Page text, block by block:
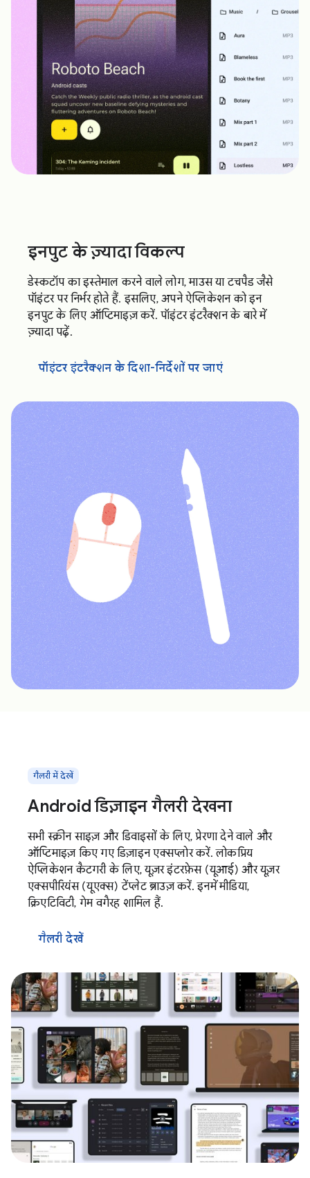
इनपुट के ज़्यादा विकल्प
डेस्कटॉप का इस्तेमाल करने वाले लोग, माउस या टचपैड जैसे
पॉइंटर पर निर्भर होते हैं. इसलिए, अपने ऐप्लिकेशन को इन
इनपुट के लिए ऑप्टिमाइज़ करें. पॉइंटर इंटरैक्शन के बारे में
ज़्यादा पढ़ें.
पॉइंटर इंटरैक्शन के दिशा-निर्देशों पर जाएं
गैलरी में देखें
Android डिज़ाइन गैलरी देखना
सभी स्क्रीन साइज़ और डिवाइसों के लिए, प्रेरणा देने वाले और
ऑप्टिमाइज़ किए गए डिज़ाइन एक्सप्लोर करें. लोकप्रिय
ऐप्लिकेशन कैटगरी के लिए, यूज़र इंटरफ़ेस (यूआई) और यूज़र
एक्सपीरियंस (यूएक्स) टेंप्लेट ब्राउज़ करें. इनमें मीडिया,
क्रिएटिविटी, गेम वगैरह शामिल हैं.
गैलरी देखें